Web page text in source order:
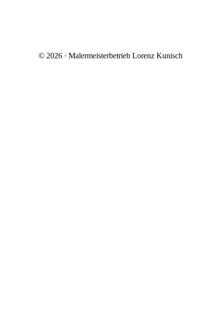
© 2026 · Malermeisterbetrieb Lorenz Kunisch